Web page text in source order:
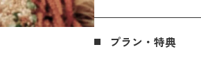
プラン・特典